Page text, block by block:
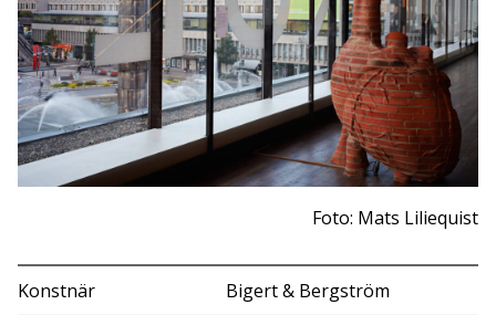
Foto: Mats Liliequist
Konstnär Bigert & Bergström